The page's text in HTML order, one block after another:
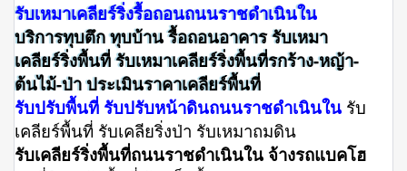
รับเหมาเคลียร์ริ่งรื้อถอนถนนราชดำเนินใน
บริการทุบตึก ทุบบ้าน รื้อถอนอาคาร รับเหมา
เคลียร์ริ่งพื้นที่ รับเหมาเคลียร์ริ่งพื้นที่รกร้าง-หญ้า-
ต้นไม้-ป่า ประเมินราคาเคลียร์พื้นที่
รับปรับพื้นที่ รับปรับหน้าดินถนนราชดำเนินใน รับ
เคลียร์พื้นที่ รับเคลียริ่งป่า รับเหมาถมดิน
รับเคลียร์ริ่งพื้นที่ถนนราชดำเนินใน จ้างรถแบคโฮ